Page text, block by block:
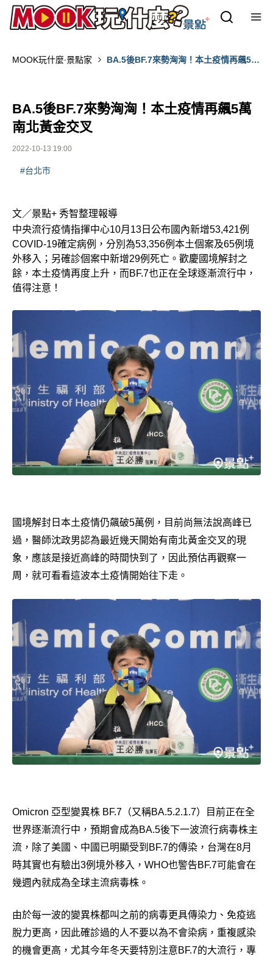
MOOK玩什麼‧景點家
BA.5後BF.7來勢洶洶！本土疫情再飆5萬
BA.5後BF.7來勢洶洶！本土疫情再飆5萬
南北黃金交叉
2022-10-13 19:00
#台北市
文／景點+ 秀智整理報導
中央流行疫情指揮中心10月13日公布國內新增53,421例
COVID-19確定病例，分別為53,356例本土個案及65例境
外移入；另確診個案中新增29例死亡。歡慶國境解封之
餘，本土疫情再度上升，而BF.7也正在全球逐漸流行中，
值得注意！
國境解封日本土疫情仍飆破5萬例，目前尚無法說高峰已
過，醫師沈政男認為最近幾天開始有南北黃金交叉的現
象，應該是接近高峰的時間快到了，因此預估再觀察一
周，就可看看這波本土疫情開始往下走。
Omicron 亞型變異株 BF.7（又稱BA.5.2.1.7）目前正在全
世界逐漸流行中，預期會成為BA.5後下一波流行病毒株主
流，除了美國、中國已明顯受到BF.7的傳染，台灣在8月
時其實也有驗出3例境外移入，WHO也警告BF.7可能會在
幾週內就成為全球主流病毒株。
由於每一波的變異株都叫之前的病毒更具傳染力、免疫逃
脫力更高，因此確診過的人不要以為不會染病，重複感染
的機會更高，尤其今年冬天要特別注意BF.7的大流行，專